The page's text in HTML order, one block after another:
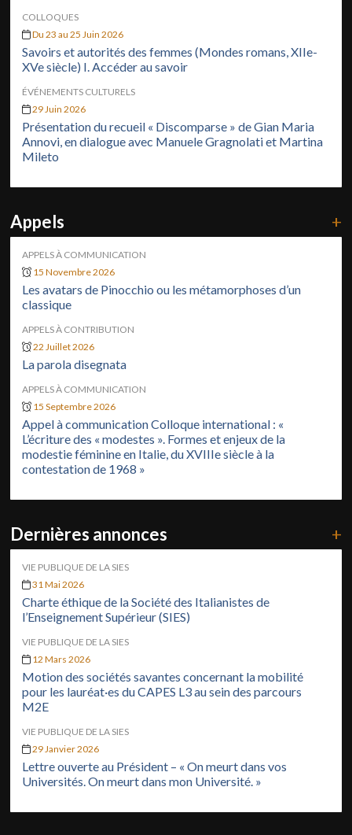
COLLOQUES
Du 23 au 25 Juin 2026
Savoirs et autorités des femmes (Mondes romans, XIIe-
XVe siècle) I. Accéder au savoir
ÉVÉNEMENTS CULTURELS
29 Juin 2026
Présentation du recueil « Discomparse » de Gian Maria
Annovi, en dialogue avec Manuele Gragnolati et Martina
Mileto
Appels +
APPELS À COMMUNICATION
15 Novembre 2026
Les avatars de Pinocchio ou les métamorphoses d’un
classique
APPELS À CONTRIBUTION
22 Juillet 2026
La parola disegnata
APPELS À COMMUNICATION
15 Septembre 2026
Appel à communication Colloque international : «
L’écriture des « modestes ». Formes et enjeux de la
modestie féminine en Italie, du XVIIIe siècle à la
contestation de 1968 »
Dernières annonces +
VIE PUBLIQUE DE LA SIES
31 Mai 2026
Charte éthique de la Société des Italianistes de
l’Enseignement Supérieur (SIES)
VIE PUBLIQUE DE LA SIES
12 Mars 2026
Motion des sociétés savantes concernant la mobilité
pour les lauréat·es du CAPES L3 au sein des parcours
M2E
VIE PUBLIQUE DE LA SIES
29 Janvier 2026
Lettre ouverte au Président – « On meurt dans vos
Universités. On meurt dans mon Université. »